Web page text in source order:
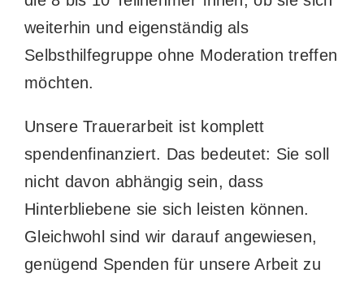
weiterhin und eigenständig als
Selbsthilfegruppe ohne Moderation treffen
möchten.
Unsere Trauerarbeit ist komplett
spendenfinanziert. Das bedeutet: Sie soll
nicht davon abhängig sein, dass
Hinterbliebene sie sich leisten können.
Gleichwohl sind wir darauf angewiesen,
genügend Spenden für unsere Arbeit zu